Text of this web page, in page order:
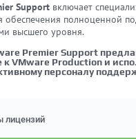
Support включает
обеспечения полноценной
высшего уровня.
Premier Support
к VMware Production и
персоналу
лицензий